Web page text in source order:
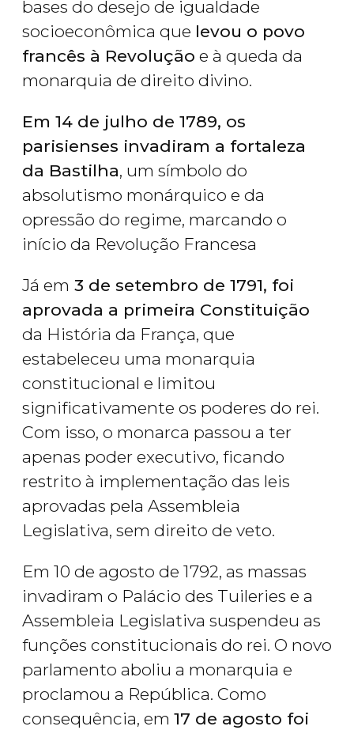
bases do desejo de igualdade
socioeconômica que levou o povo
francês à Revolução e à queda da
monarquia de direito divino.
Em 14 de julho de 1789, os
parisienses invadiram a fortaleza
da Bastilha, um símbolo do
absolutismo monárquico e da
opressão do regime, marcando o
início da Revolução Francesa
Já em 3 de setembro de 1791, foi
aprovada a primeira Constituição
da História da França, que
estabeleceu uma monarquia
constitucional e limitou
significativamente os poderes do rei.
Com isso, o monarca passou a ter
apenas poder executivo, ficando
restrito à implementação das leis
aprovadas pela Assembleia
Legislativa, sem direito de veto.
Em 10 de agosto de 1792, as massas
invadiram o Palácio des Tuileries e a
Assembleia Legislativa suspendeu as
funções constitucionais do rei. O novo
parlamento aboliu a monarquia e
proclamou a República. Como
consequência, em 17 de agosto foi